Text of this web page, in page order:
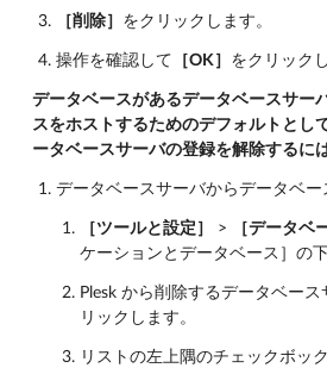
［削除］ をクリックします。
操作を確認して ［OK］ をクリック
データベースがあるデータベースサー
スをホストするためのデフォルトとし
ータベースサーバの登録を解除するに
データベースサーバからデータベー
［ツールと設定］ > ［データベ
ケーションとデータベース］の
Plesk から削除するデータベー
リックします。
リストの左上隅のチェックボッ